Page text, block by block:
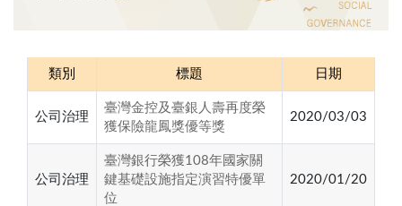
類別 標題 日期
公司治理
臺灣金控及臺銀人壽再度榮
獲保險龍鳳獎優等獎
2020/03/03
公司治理
臺灣銀行榮獲108年國家關
鍵基礎設施指定演習特優單
位
2020/01/20